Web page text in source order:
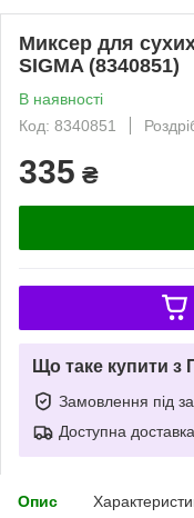
Миксер для
SIGMA (8340851)
В наявності
Код: 8340851
335 ₴
Що таке купити з
Замовлення під
Доступна доставка
Опис